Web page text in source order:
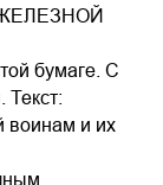
бумаге. С
воинам и их